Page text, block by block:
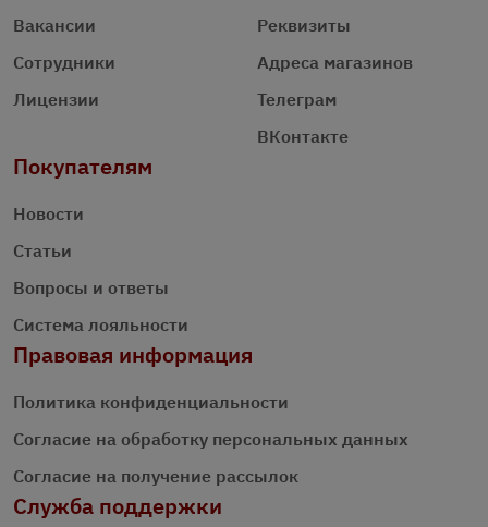
Вакансии
Сотрудники
Лицензии
Реквизиты
Адреса магазинов
Телеграм
ВКонтакте
Покупателям
Новости
Статьи
Вопросы и ответы
Система лояльности
Правовая информация
Политика конфиденциальности
Согласие на обработку персональных данных
Согласие на получение рассылок
Служба поддержки